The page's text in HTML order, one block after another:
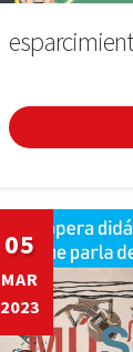
05
MAR
2023